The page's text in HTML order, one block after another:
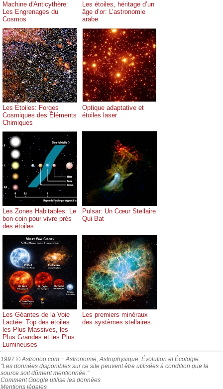
Machine d'Anticythère:
Les Engrenages du
Cosmos
Les étoiles, héritage d’un
âge d’or: L’astronomie
arabe
Les Étoiles: Forges
Cosmiques des Éléments
Chimiques
Optique adaptative et
étoiles laser
Les Zones Habitables: Le
bon coin pour vivre près
des étoiles
Pulsar: Un Cœur Stellaire
Qui Bat
Les Géantes de la Voie
Lactée: Top des étoiles
les Plus Massives, les
Plus Grandes et les Plus
Lumineuses
Les premiers minéraux
des systèmes stellaires
1997 © Astronoo.com − Astronomie, Astrophysique, Évolution et Écologie.
"Les données disponibles sur ce site peuvent être utilisées à condition que la
source soit dûment mentionnée."
Comment Google utilise les données
Mentions légales